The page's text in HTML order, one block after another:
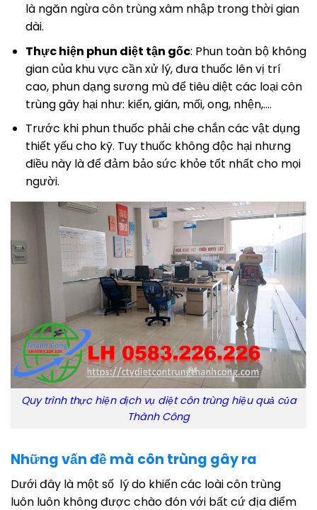
là ngăn ngừa côn trùng xâm nhập trong thời gian
dài.
Thực hiện phun diệt tận gốc: Phun toàn bộ không
gian của khu vực cần xử lý, đưa thuốc lên vị trí
cao, phun dạng sương mù để tiêu diệt các loại côn
trùng gây hại như: kiến, gián, mối, ong, nhện,….
Trước khi phun thuốc phải che chắn các vật dụng
thiết yếu cho kỹ. Tuy thuốc không độc hại nhưng
điều này là để đảm bảo sức khỏe tốt nhất cho mọi
người.
Quy trình thực hiện dịch vụ diệt côn trùng hiệu quả của
Thành Công
Những vấn đề mà côn trùng gây ra
Dưới đây là một số lý do khiến các loài côn trùng
luôn luôn không được chào đón với bất cứ địa điểm